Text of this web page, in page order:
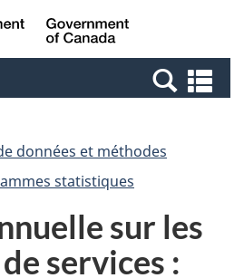
Passer
au
Passer
à
Canada
et
données et méthodes
statistiques
sur les
services :